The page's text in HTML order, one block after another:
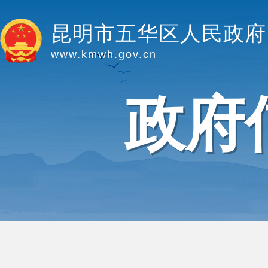
昆明市五华区人民政府
www.kmwh.gov.cn
政府